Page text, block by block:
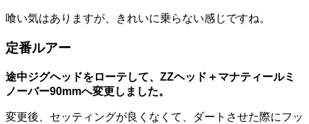
喰い気はありますが、きれいに乗らない感じですね。
定番ルアー
途中ジグヘッドをローテして、ZZヘッド＋マナティールミ
ノーバー90mmへ変更しました。
変更後、セッティングが良くなくて、ダートさせた際にフッ